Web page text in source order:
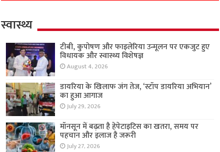
स्वास्थ्य
टीबी, कुपोषण और फाइलेरिया उन्मूलन पर एकजुट हुए
विधायक और स्वास्थ्य विशेषज्ञ
August 4, 2026
डायरिया के खिलाफ जंग तेज, ‘स्टॉप डायरिया अभियान’
का हुआ आगाज
July 29, 2026
मॉनसून में बढ़ता है हेपेटाइटिस का खतरा, समय पर
पहचान और इलाज है जरूरी
July 27, 2026